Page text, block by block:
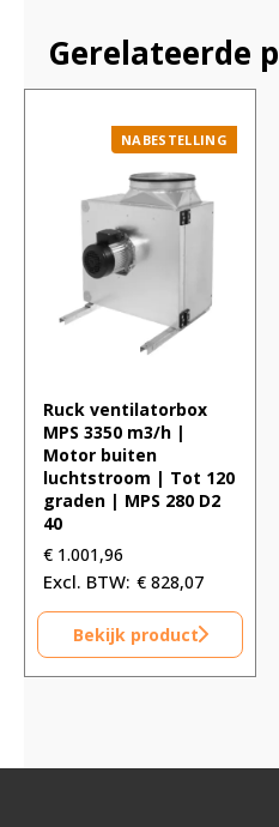
Gerelateerde
NABESTELLING
Ruck ventilatorbox
MPS 3350 m3/h |
Motor buiten
luchtstroom | Tot 120
graden | MPS 280 D2
40
€ 1.001,96
€ 828,07
Bekijk product